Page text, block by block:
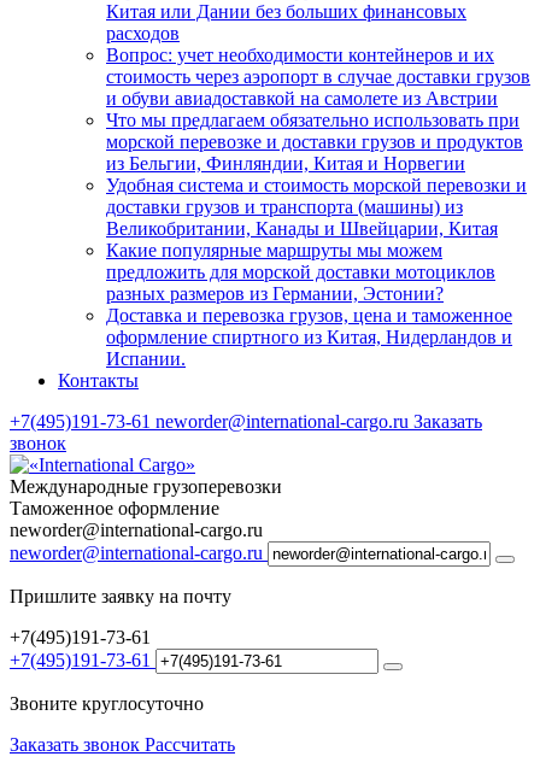
Китая или Дании без больших финансовых
расходов
Вопрос: учет необходимости контейнеров и их
стоимость через аэропорт в случае доставки грузов
и обуви авиадоставкой на самолете из Австрии
Что мы предлагаем обязательно использовать при
морской перевозке и доставки грузов и продуктов
из Бельгии, Финляндии, Китая и Норвегии
Удобная система и стоимость морской перевозки и
доставки грузов и транспорта (машины) из
Великобритании, Канады и Швейцарии, Китая
Какие популярные маршруты мы можем
предложить для морской доставки мотоциклов
разных размеров из Германии, Эстонии?
Доставка и перевозка грузов, цена и таможенное
оформление спиртного из Китая, Нидерландов и
Испании.
Контакты
+7(495)191-73-61 neworder@international-cargo.ru Заказать
звонок
Международные грузоперевозки
Таможенное оформление
neworder@international-cargo.ru
neworder@international-cargo.ru
Пришлите заявку на почту
+7(495)191-73-61
+7(495)191-73-61
Звоните круглосуточно
Заказать звонок Рассчитать